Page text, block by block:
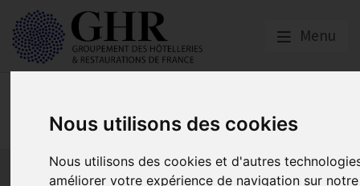
Nous utilisons des cookies
Nous utilisons des cookies et d'autres
améliorer votre expérience de navigation sur
Menu
Presse